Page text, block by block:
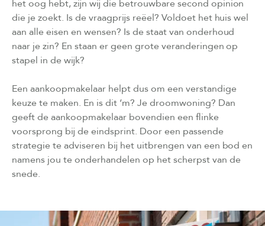
het oog hebt, zijn wij die betrouwbare second opinion
die je zoekt. Is de vraagprijs reëel? Voldoet het huis wel
aan alle eisen en wensen? Is de staat van onderhoud
naar je zin? En staan er geen grote veranderingen op
stapel in de wijk?
Een aankoopmakelaar helpt dus om een verstandige
keuze te maken. En is dit ‘m? Je droomwoning? Dan
geeft de aankoopmakelaar bovendien een flinke
voorsprong bij de eindsprint. Door een passende
strategie te adviseren bij het uitbrengen van een bod en
namens jou te onderhandelen op het scherpst van de
snede.